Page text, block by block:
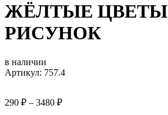
ЖЁЛТЫЕ ЦВЕТЫ
РИСУНОК
в наличии
Артикул: 757.4
290 ₽ – 3480 ₽